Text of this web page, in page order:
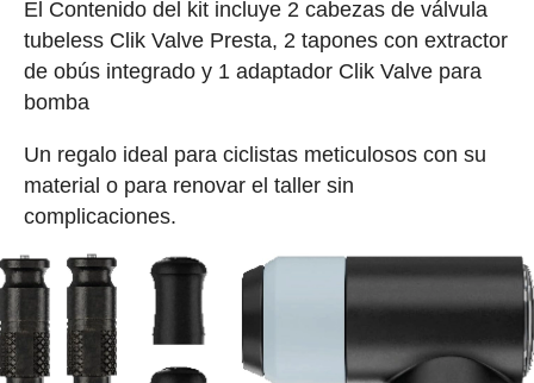
El Contenido del kit incluye 2 cabezas de válvula
tubeless Clik Valve Presta, 2 tapones con extractor
de obús integrado y 1 adaptador Clik Valve para
bomba
Un regalo ideal para ciclistas meticulosos con su
material o para renovar el taller sin
complicaciones.